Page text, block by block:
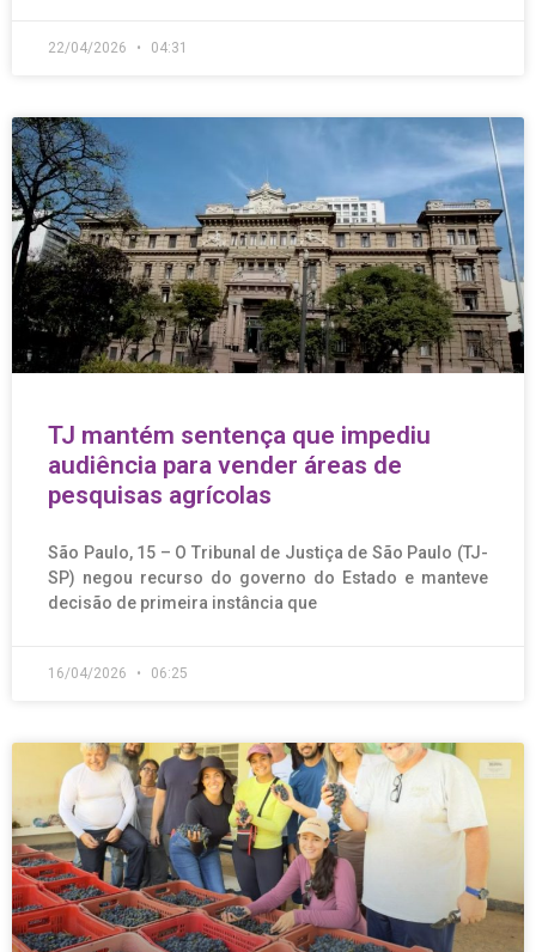
22/04/2026 04:31
TJ mantém sentença que impediu
audiência para vender áreas de
pesquisas agrícolas
São Paulo, 15 – O Tribunal de Justiça de São Paulo (TJ-
SP) negou recurso do governo do Estado e manteve
decisão de primeira instância que
16/04/2026 06:25